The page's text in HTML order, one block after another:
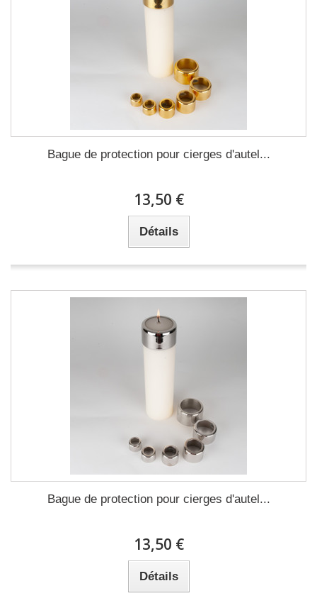
Bague de protection pour cierges d'autel...
13,50 €
Détails
Bague de protection pour cierges d'autel...
13,50 €
Détails